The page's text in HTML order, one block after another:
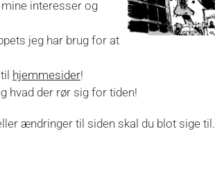
interesser og
jeg har brug for at
hjemmesider!
hvad der rør sig for tiden!
ændringer til siden skal du blot sige til.